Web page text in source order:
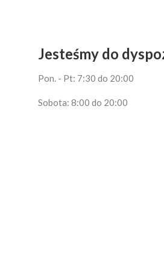
Jesteśmy do
Pon. - Pt: 7:30 do 20:00
Sobota: 8:00 do 20:00